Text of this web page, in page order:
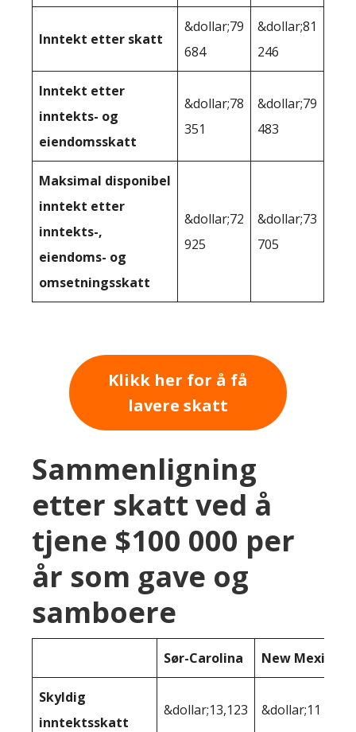
Inntekt etter skatt
&dollar;79
684
&dollar;81
246
Inntekt etter
inntekts- og
eiendomsskatt
&dollar;78
351
&dollar;79
483
Maksimal disponibel
inntekt etter
inntekts-,
eiendoms- og
omsetningsskatt
&dollar;72
925
&dollar;73
705
Klikk her for å få
lavere skatt
Sammenligning
etter skatt ved å
tjene $100 000 per
år som gave og
samboere
Sør-Carolina New Mexico
Skyldig
inntektsskatt
&dollar;13,123 &dollar;11 704